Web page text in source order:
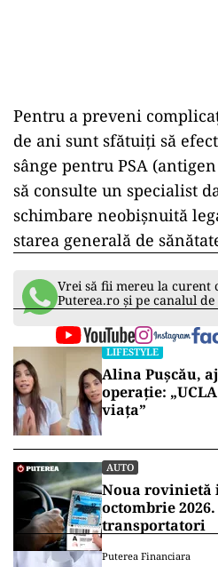
Pentru a preveni
de ani sunt sfătuiți să
sânge pentru PSA
să consulte un specialist
schimbare neobișnuită
starea generală de
Vrei să fii mereu la curent
Puterea.ro și pe canalul
LIFESTYLE
Alina Pușcău,
operație:
viața”
AUTO
Noua rovinietă
octombrie
transportatori
Puterea Financiara